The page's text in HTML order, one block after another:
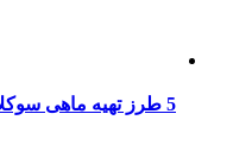
5 طرز تهیه ماهی سوکلا خوشمزه و چرب